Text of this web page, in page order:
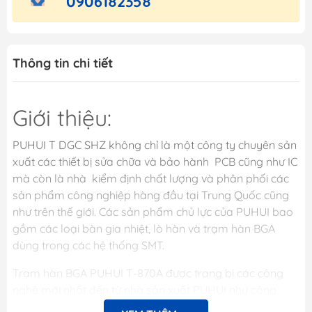
Thông tin chi tiết
Giới thiệu:
PUHUI T DGC SHZ không chỉ là một công ty chuyên sản
xuất các thiết bị sửa chữa và bảo hành PCB cũng như IC
mà còn là nhà kiểm định chất lượng và phân phối các
sản phẩm công nghiệp hàng đầu tại Trung Quốc cũng
như trên thế giới. Các sản phẩm chủ lực của PUHUI bao
gồm các loại bàn gia nhiệt, lò hàn và trạm hàn BGA
dùng trong các hệ thống SMT.
Trạm hàn BGA PUHUI T-870A được trang bị các công
nghệ làm nóng IRDA, gia nhiệt hồng ngoại. Không